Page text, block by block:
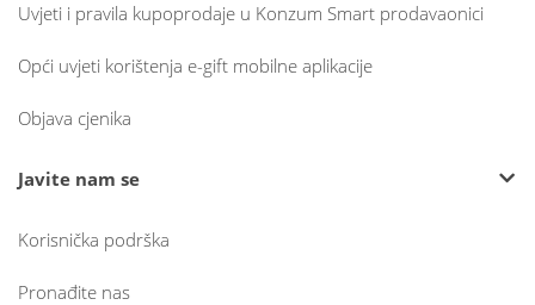
Uvjeti i pravila kupoprodaje u Konzum Smart prodavaonici
Opći uvjeti korištenja e-gift mobilne aplikacije
Objava cjenika
Javite nam se
Korisnička podrška
Pronađite nas